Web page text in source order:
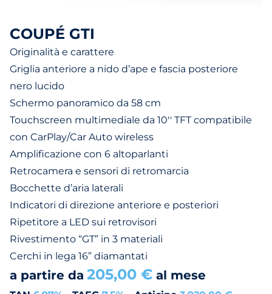
COUPÉ GTI
Originalità e carattere
Griglia anteriore a nido d’ape e fascia posteriore
nero lucido
Schermo panoramico da 58 cm
Touchscreen multimediale da 10'' TFT compatibile
con CarPlay/Car Auto wireless
Amplificazione con 6 altoparlanti
Retrocamera e sensori di retromarcia
Bocchette d’aria laterali
Indicatori di direzione anteriore e posteriori
Ripetitore a LED sui retrovisori
Rivestimento “GT” in 3 materiali
Cerchi in lega 16” diamantati
a partire da 205,00 € al mese